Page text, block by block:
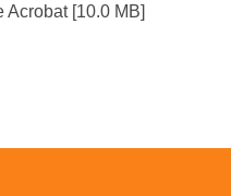
Acrobat [10.0 MB]